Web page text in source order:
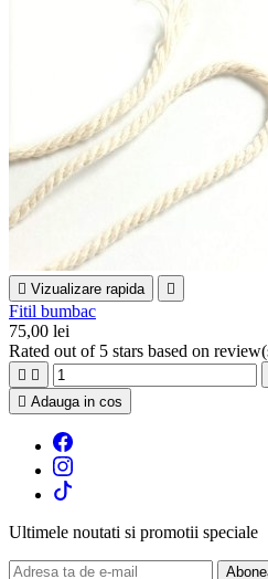
 Vizualizare rapida 
Fitil bumbac
75,00 lei
Rated out of 5 stars based on
 
 Adauga in cos
Ultimele noutati si promotii speciale